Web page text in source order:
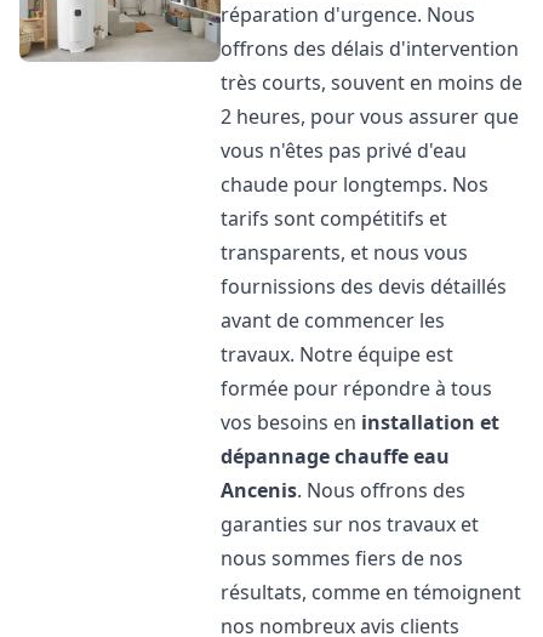
réparation d'urgence. Nous
offrons des délais d'intervention
très courts, souvent en moins de
2 heures, pour vous assurer que
vous n'êtes pas privé d'eau
chaude pour longtemps. Nos
tarifs sont compétitifs et
transparents, et nous vous
fournissions des devis détaillés
avant de commencer les
travaux. Notre équipe est
formée pour répondre à tous
vos besoins en installation et
dépannage chauffe eau
Ancenis. Nous offrons des
garanties sur nos travaux et
nous sommes fiers de nos
résultats, comme en témoignent
nos nombreux avis clients